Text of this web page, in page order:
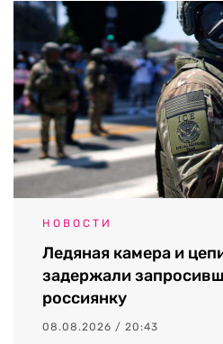
НОВОСТИ
Ледяная камера и
задержали
россиянку
08.08.2026 / 20:43